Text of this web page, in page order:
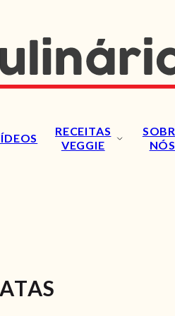
RECEITAS
VEGGIE
NÓS
VÍDEOS